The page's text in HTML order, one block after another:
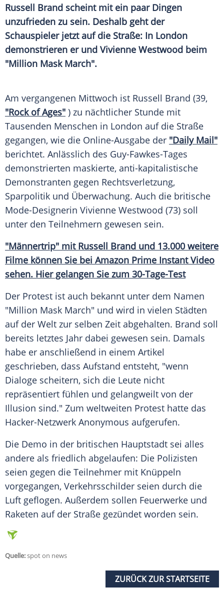
Russell Brand scheint mit ein paar Dingen
unzufrieden zu sein. Deshalb geht der
Schauspieler jetzt auf die Straße: In London
demonstrieren er und Vivienne Westwood beim
"Million Mask March".
Am vergangenen Mittwoch ist Russell Brand (39,
"Rock of Ages" ) zu nächtlicher Stunde mit
Tausenden Menschen in London auf die Straße
gegangen, wie die Online-Ausgabe der "Daily Mail"
berichtet. Anlässlich des Guy-Fawkes-Tages
demonstrierten maskierte, anti-kapitalistische
Demonstranten gegen Rechtsverletzung,
Sparpolitik und Überwachung. Auch die britische
Mode-Designerin Vivienne Westwood (73) soll
unter den Teilnehmern gewesen sein.
"Männertrip" mit Russell Brand und 13.000 weitere
Filme können Sie bei Amazon Prime Instant Video
sehen. Hier gelangen Sie zum 30-Tage-Test
Der Protest ist auch bekannt unter dem Namen
"Million Mask March" und wird in vielen Städten
auf der Welt zur selben Zeit abgehalten. Brand soll
bereits letztes Jahr dabei gewesen sein. Damals
habe er anschließend in einem Artikel
geschrieben, dass Aufstand entsteht, "wenn
Dialoge scheitern, sich die Leute nicht
repräsentiert fühlen und gelangweilt von der
Illusion sind." Zum weltweiten Protest hatte das
Hacker-Netzwerk Anonymous aufgerufen.
Die Demo in der britischen Hauptstadt sei alles
andere als friedlich abgelaufen: Die Polizisten
seien gegen die Teilnehmer mit Knüppeln
vorgegangen, Verkehrsschilder seien durch die
Luft geflogen. Außerdem sollen Feuerwerke und
Raketen auf der Straße gezündet worden sein.
Quelle:spot on news
ZURÜCK ZUR STARTSEITE